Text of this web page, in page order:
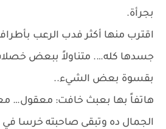
بجرأة.
اقترب منها أكثر فدب الرعب
جسدها كله…. متناولاً ببعض
بقسوة بعض الشيء..
هاتفاً بها بعبث خافت: معقول…
الجمال ده وتبقى صاحبته خرسا في